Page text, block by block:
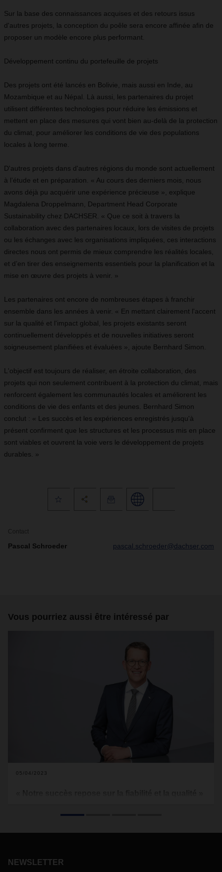
Sur la base des connaissances acquises et des retours issus
d'autres projets, la conception du poêle sera encore affinée afin de
proposer un modèle encore plus performant.
Développement continu du portefeuille de projets
Des projets ont été lancés en Bolivie, mais aussi en Inde, au
Mozambique et au Népal. Là aussi, les partenaires du projet
utilisent différentes technologies pour réduire les émissions et
mettent en place des mesures qui vont bien au-delà de la protection
du climat, pour améliorer les conditions de vie des populations
locales à long terme.
D'autres projets dans d'autres régions du monde sont actuellement
à l’étude et en préparation. « Au cours des derniers mois, nous
avons déjà pu acquérir une expérience précieuse », explique
Magdalena Droppelmann, Department Head Corporate
Sustainability chez DACHSER. « Que ce soit à travers la
collaboration avec des partenaires locaux, lors de visites de projets
ou les échanges avec les organisations impliquées, ces interactions
directes nous ont permis de mieux comprendre les réalités locales,
et d’en tirer des enseignements essentiels pour la planification et la
mise en œuvre des projets à venir. »
Les partenaires ont encore de nombreuses étapes à franchir
ensemble dans les années à venir. « En mettant clairement l'accent
sur la qualité et l'impact global, les projets existants seront
continuellement développés et de nouvelles initiatives seront
soigneusement planifiées et évaluées », ajoute Bernhard Simon.
L'objectif est toujours de réaliser, en étroite collaboration, des
projets qui non seulement contribuent à la protection du climat, mais
renforcent également les communautés locales et améliorent les
conditions de vie des enfants et des jeunes. Bernhard Simon
conclut : « Les succès et les expériences enregistrés jusqu'à
présent confirment que les structures et les processus mis en place
sont viables et ouvrent la voie vers le développement de projets
durables. »
Contact
Pascal Schroeder pascal.schroeder@dachser.com
Vous pourriez aussi être intéressé par
05/04/2023
d'approvisionnement. Burkhard Eling, CEO de DACHSER,
NEWSLETTER